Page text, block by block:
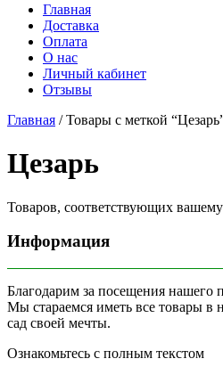
Главная
Доставка
Оплата
О нас
Личный кабинет
Отзывы
Главная / Товары с меткой
Цезарь
Товаров, соответствующих
Информация
Благодарим за посещения
Мы стараемся иметь все товары в
сад своей мечты.
Ознакомьтесь с полным текстом